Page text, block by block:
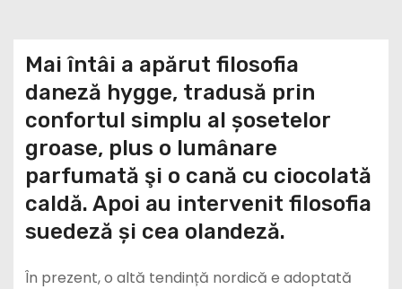
Mai întâi a apărut filosofia
daneză hygge, tradusă prin
confortul simplu al șosetelor
groase, plus o lumânare
parfumată şi o cană cu ciocolată
caldă. Apoi au intervenit filosofia
suedeză și cea olandeză.
În prezent, o altă tendință nordică e adoptată